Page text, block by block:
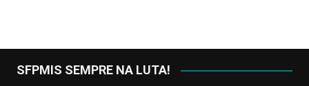
SFPMIS SEMPRE NA LUTA!